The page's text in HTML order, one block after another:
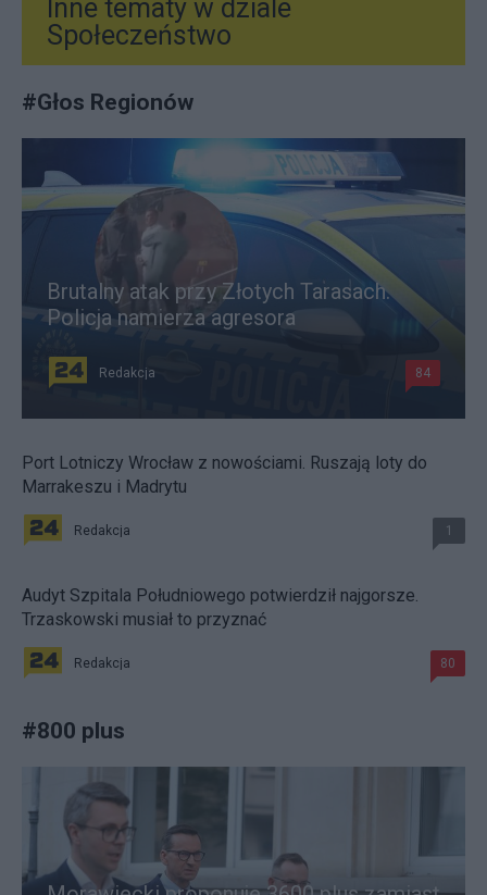
Inne tematy w dziale
Społeczeństwo
#Głos Regionów
Brutalny atak przy Złotych Tarasach.
Policja namierza agresora
Redakcja 84
Port Lotniczy Wrocław z nowościami. Ruszają loty do
Marrakeszu i Madrytu
Redakcja 1
Audyt Szpitala Południowego potwierdził najgorsze.
Trzaskowski musiał to przyznać
Redakcja 80
#800 plus